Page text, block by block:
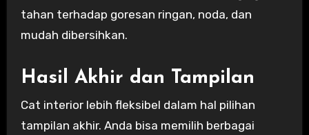
tahan terhadap goresan ringan, noda, dan
mudah dibersihkan.
Hasil Akhir dan Tampilan
Cat interior lebih fleksibel dalam hal pilihan
tampilan akhir. Anda bisa memilih berbagai